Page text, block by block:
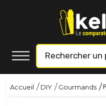
Accueil DIY Gourmands